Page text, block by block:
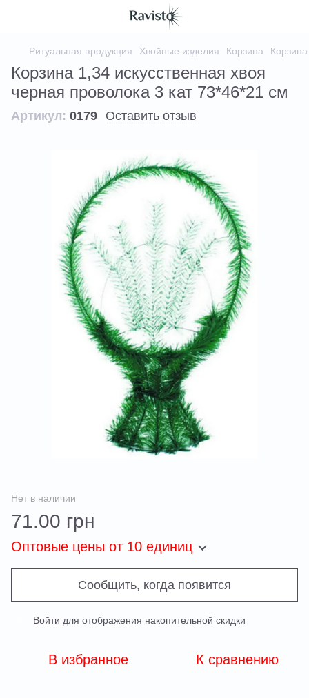
Ритуальная продукция Хвойные изделия Корзина
Корзина 1,34 искусственная хвоя
черная проволока 3 кат 73*46*21 см
Артикул: 0179 Оставить отзыв
Нет в наличии
71.00 грн
Оптовые цены от 10 единиц
Сообщить, когда появится
Войти для отображения накопительной скидки
В избранное К сравнению